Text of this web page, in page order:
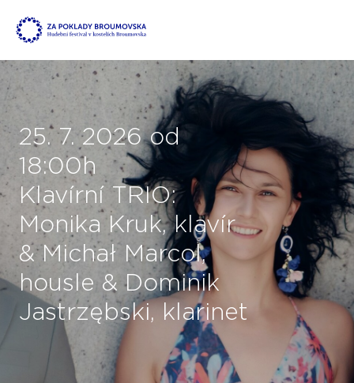
25. 7. 2026 od
18:00h
Klavírní TRIO:
Monika Kruk, klavír
& Michał Marcol,
housle & Dominik
Jastrzębski, klarinet